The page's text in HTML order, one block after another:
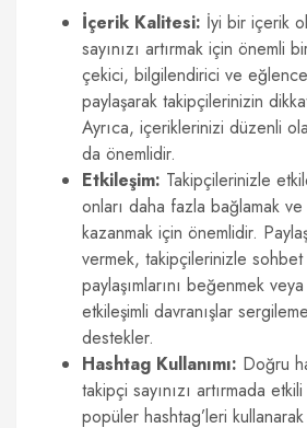
İçerik Kalitesi: İyi bir içerik
sayınızı artırmak için önemli
çekici, bilgilendirici ve
paylaşarak takipçilerinizin
Ayrıca, içeriklerinizi düzenli
da önemlidir.
Etkileşim: Takipçilerinizle
onları daha fazla bağlamak
kazanmak için önemlidir.
vermek, takipçilerinizle sohbet
paylaşımlarını beğenmek
etkileşimli davranışlar
destekler.
Hashtag Kullanımı: Doğru
takipçi sayınızı artırmada
popüler hashtag’leri kullanarak